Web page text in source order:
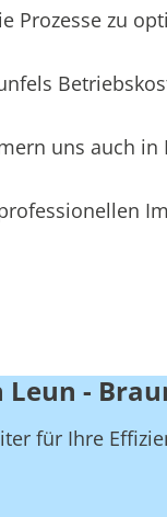
zu
uns auch
Leun -
für Ihre